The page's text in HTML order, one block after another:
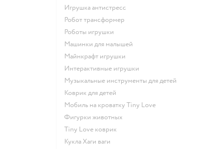
Игрушка антистресс
Робот трансформер
Роботы игрушки
Машинки для малышей
Майнкрафт игрушки
Интерактивные игрушки
Музыкальные инструменты для детей
Коврик для детей
Мобиль на кроватку Tiny Love
Фигурки животных
Tiny Love коврик
Кукла Хаги ваги